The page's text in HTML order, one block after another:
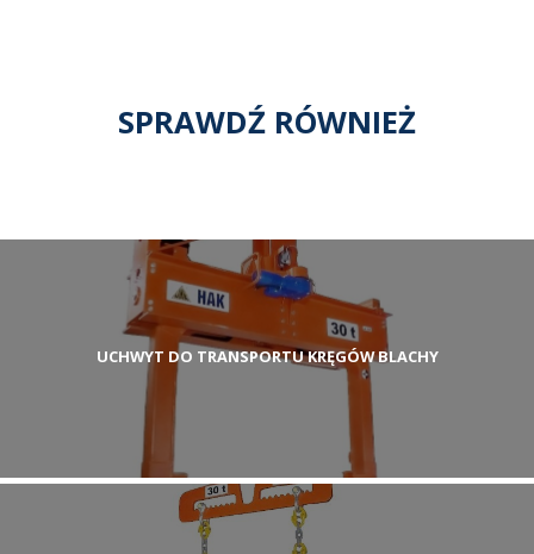
SPRAWDŹ RÓWNIEŻ
UCHWYT DO TRANSPORTU KRĘGÓW BLACHY